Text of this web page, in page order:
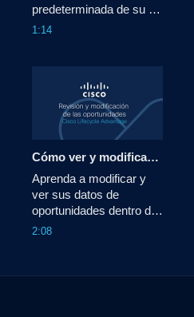
predeterminada de su
campaña en Cisco
1:14
Cómo ver y modificar las oportunidades - Cisco Lifecycle Advantage
Aprenda a modificar y
ver sus datos de
oportunidades dentro de
Cisco Lifecycle
2:08